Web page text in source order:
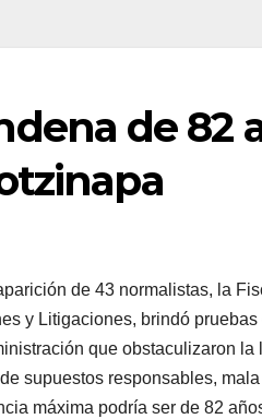
de 82
de 43 normalistas, la
y Litigaciones, brindó
que obstaculizaron
supuestos responsables,
máxima podría ser de 82